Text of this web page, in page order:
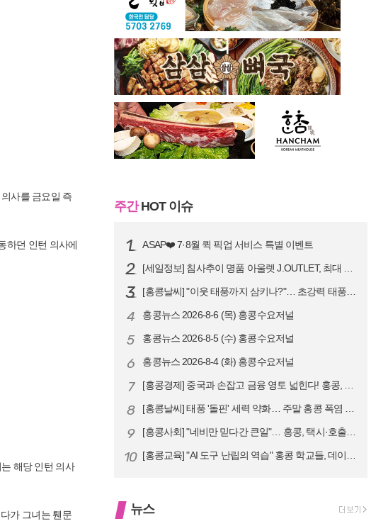
사를 금요일 즉
하던 인턴 의사에
해당 인턴 의사
가 그녀는 퉨문
주간HOT 이슈
ASAP❤️ 7·8월 퀵 픽업 서비스 특별 이벤트
[세일정보] 침사추이 명품 아울렛 J.OUTLET, 최대 90% 빅 세일…
[홍콩날씨] "이웃 태풍까지 삼키나?"… 초강력 태풍 '돌핀' 세력 재확…
4 홍콩뉴스 2026-8-6 (목) 홍콩수요저널
5 홍콩뉴스 2026-8-5 (수) 홍콩수요저널
6 홍콩뉴스 2026-8-4 (화) 홍콩수요저널
7 [홍콩경제] 중국과 손잡고 금융 영토 넓힌다! 홍콩, 10대 신규 정책 …
8 [홍콩날씨] 태풍 '돌핀' 세력 약화… 주말 홍콩 폭염 예고
9 [홍콩사회] "네비만 믿다간 큰일"… 홍콩, 택시·호출차 통합 시험 도입…
10 [홍콩교육] "AI 도구 난립의 역습" 홍콩 학교들, 데이터 고립에 교육…
뉴스